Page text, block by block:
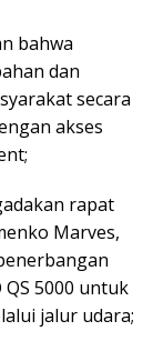
bahwa
dan
secara
akses
rapat
Marves,
QS 5000 untuk
jalur udara;